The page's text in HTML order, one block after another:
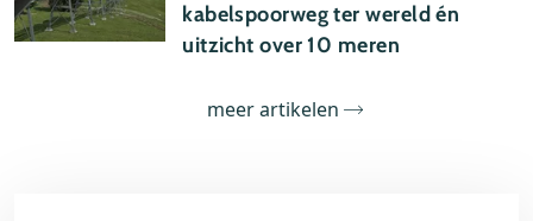
kabelspoorweg ter wereld én
uitzicht over 10 meren
meer artikelen